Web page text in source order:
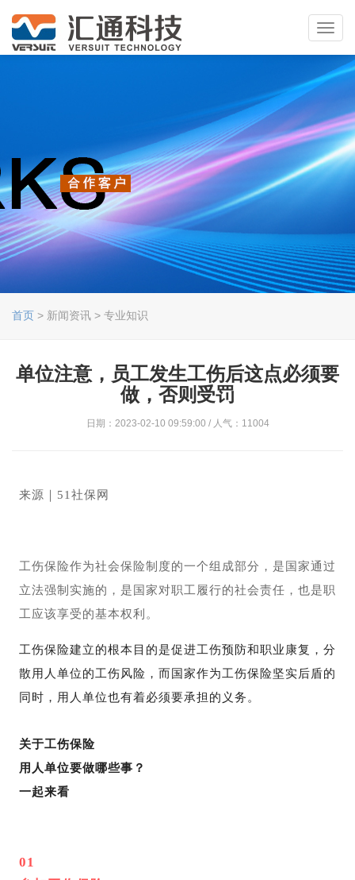
首页 > 新闻资讯 > 专业知识
单位注意，员工发生工伤后这点必须要
做，否则受罚
日期：2023-02-10 09:59:00 / 人气：11004
来源｜51社保网
工伤保险作为社会保险制度的一个组成部分，是国家通过
立法强制实施的，是国家对职工履行的社会责任，也是职
工应该享受的基本权利。
工伤保险建立的根本目的是促进工伤预防和职业康复，分
散用人单位的工伤风险，而国家作为工伤保险坚实后盾的
同时，用人单位也有着必须要承担的义务。
关于工伤保险
用人单位要做哪些事？
一起来看
01